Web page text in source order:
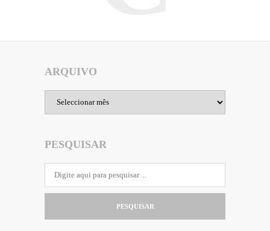
ARQUIVO
PESQUISAR
PESQUISAR